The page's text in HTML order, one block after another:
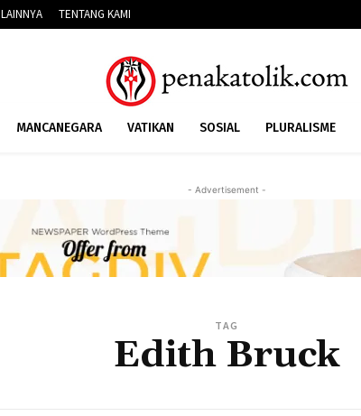
LAINNYA TENTANG KAMI
MANCANEGARA VATIKAN SOSIAL PLURALISME
- Advertisement -
TAG
Edith Bruck